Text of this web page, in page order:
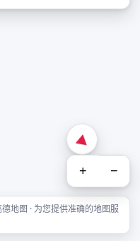
+ −
地图 · 为您提供准确的地图服